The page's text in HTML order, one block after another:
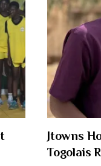
Jtowns
Togolais